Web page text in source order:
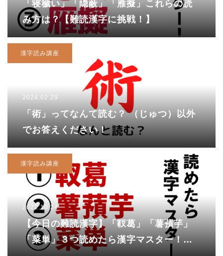
「寝穢い」「隠蔽」「雁擬」これらの読
み方は？【難読漢字に挑戦！】
漢字読み講座
2024.02.29
「術」ってなんて読む？ （じゅつ）以外
でお答えください！
漢字読み講座
2022.10.24
【今日の難読漢字】「靫葛」「薯蕷芋」
「菜単」３つ読めたら漢字マスター！で